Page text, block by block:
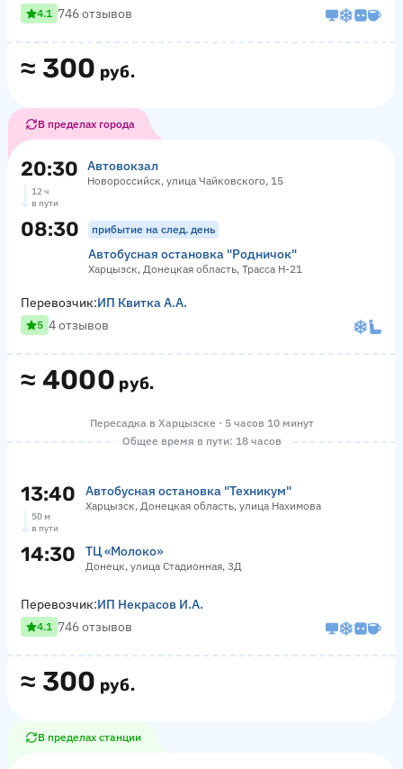
≈ 300 руб.
4.1 746 отзывов
В пределах города
20:30 Автовокзал
Новороссийск, улица Чайковского, 15
12 ч
в пути
08:30 прибытие на след. день
Автобусная остановка "Родничок"
Харцызск, Донецкая область, Трасса Н-21
≈ 4000 руб.
Перевозчик:ИП Квитка А.А.
5 4 отзывов
Пересадка в Харцызске · 5 часов 10 минут
Общее время в пути: 18 часов
13:40 Автобусная остановка "Техникум"
Харцызск, Донецкая область, улица Нахимова
50 м
в пути
14:30 ТЦ «Молоко»
Донецк, улица Стадионная, 3Д
≈ 300 руб.
Перевозчик:ИП Некрасов И.А.
4.1 746 отзывов
В пределах станции